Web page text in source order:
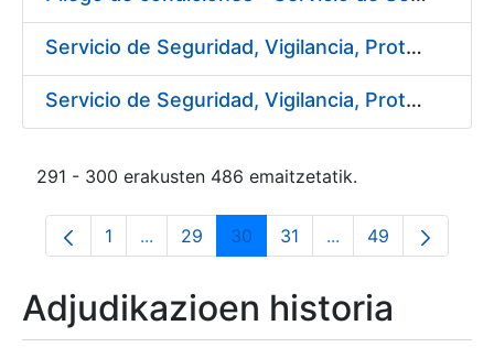
Servicio de Seguridad, Vigilancia, Protección y Control en los centros de la FNMT-RCM en Madrid
Servicio de Seguridad, Vigilancia, Protección y Control en los centros de la FNMT-RCM en Madrid
291 - 300 erakusten 486 emaitzetatik.
Orrialdea
1 ...Intermediate Pages Use TAB to navigate.
Orrialdea
29 Orrialdea
30 Orrialdea
31 ...Intermediate
Orrialdea
49
Adjudikazioen historia